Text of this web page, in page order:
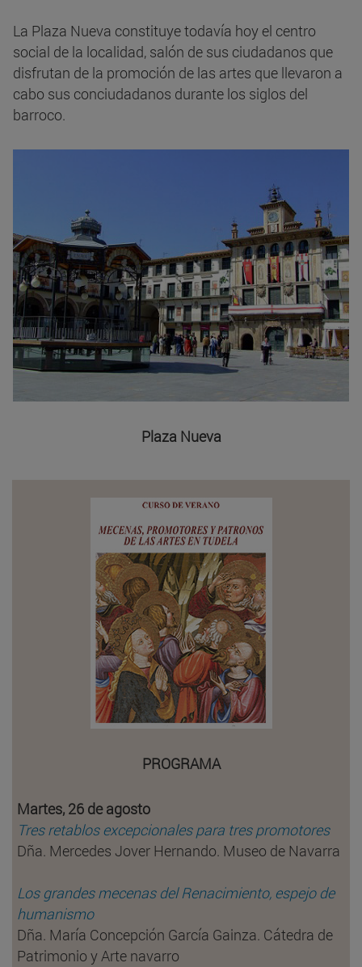
La Plaza Nueva constituye todavía hoy el centro
social de la localidad, salón de sus ciudadanos que
disfrutan de la promoción de las artes que llevaron a
cabo sus conciudadanos durante los siglos del
barroco.
Plaza Nueva
PROGRAMA
Martes, 26 de agosto
Tres retablos excepcionales para tres promotores
Dña. Mercedes Jover Hernando. Museo de Navarra
Los grandes mecenas del Renacimiento, espejo de
humanismo
Dña. María Concepción García Gainza. Cátedra de
Patrimonio y Arte navarro